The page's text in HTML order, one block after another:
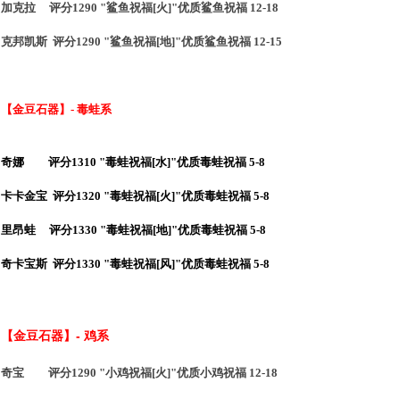
加克拉 评分1290 "鲨鱼祝福[火]"优质鲨鱼祝福 12-18
克邦凯斯 评分1290 "鲨鱼祝福[地]"优质鲨鱼祝福 12-15
【金豆石器】- 毒蛙系
奇娜 评分1310 "毒蛙祝福[水]"优质毒蛙祝福 5-8
卡卡金宝 评分1320 "毒蛙祝福[火]"优质毒蛙祝福 5-8
里昂蛙 评分1330 "毒蛙祝福[地]"优质毒蛙祝福 5-8
奇卡宝斯 评分1330 "毒蛙祝福[风]"优质毒蛙祝福 5-8
【金豆石器】- 鸡系
奇宝 评分1290 "小鸡祝福[火]"优质小鸡祝福 12-18